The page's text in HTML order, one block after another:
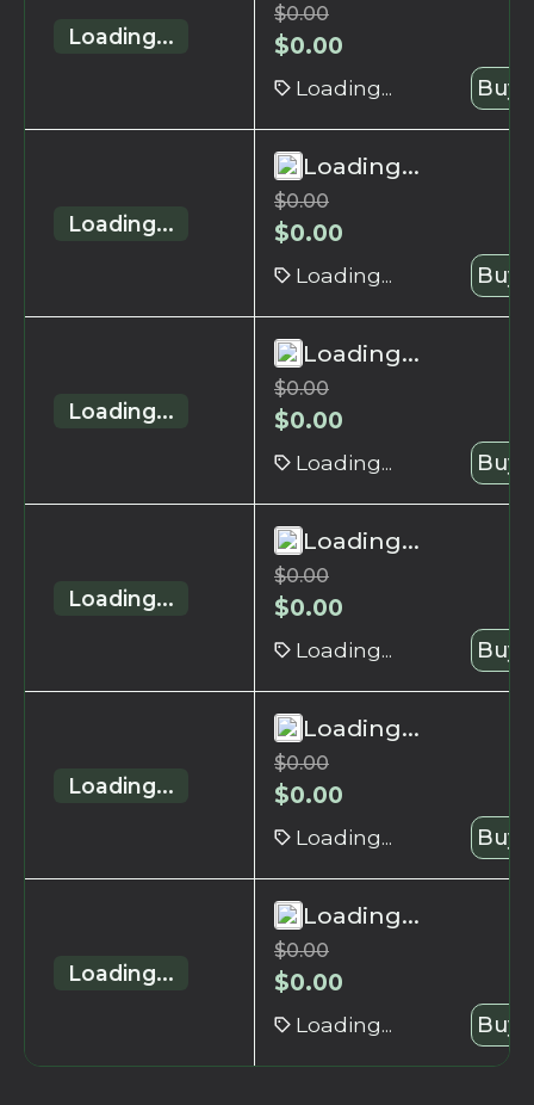
Loading...
$0.00
$0.00
Loading... Buy
Loading...
Loading...
$0.00
$0.00
Loading... Buy
Loading...
Loading...
$0.00
$0.00
Loading... Buy
Loading...
Loading...
$0.00
$0.00
Loading... Buy
Loading...
Loading...
$0.00
$0.00
Loading... Buy
Loading...
Loading...
$0.00
$0.00
Loading... Buy